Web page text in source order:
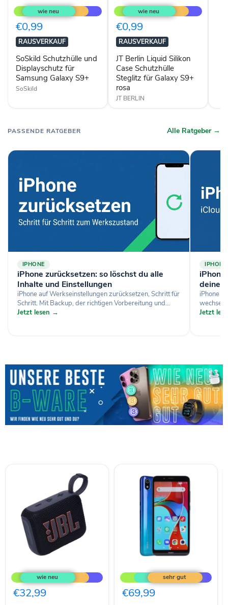
Schutzhülle
und
Displayschutz
für
Samsung
Galaxy
S9+
€0,99
RAUSVERKAUF
SoSkild Schutzhülle und
Displayschutz für
Samsung Galaxy S9+
SoSkild
Berlin
Liquid
Silikon
Case
Schutzhülle
Steglitz
für
Galaxy
S9+
rosa
€0,99
RAUSVERKAUF
JT Berlin Liquid Silikon
Case Schutzhülle
Steglitz für Galaxy S9+
rosa
JT BERLIN
PASSENDE RATGEBER Alle Ratgeber →
IPHONE
iPhone zurücksetzen: so löschst du alle
Inhalte und Einstellungen
iPhone auf Werkseinstellungen zurücksetzen, Schritt für
Schritt. Mit Backup, der richtigen Vorbereitung und...
Jetzt lesen →
IPHONE
deine
iPhone
Jetzt
GO
4
Bluetooth
Lautsprecher
€32,99
Redmi
7A
Dual-
SIM
€69,99